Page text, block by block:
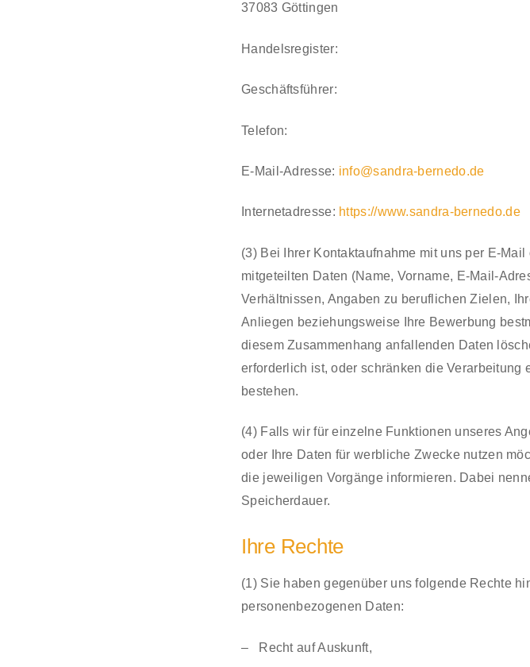
37083 Göttingen
Handelsregister:
Geschäftsführer:
Telefon:
E-Mail-Adresse: info@sandra-bernedo.de
Internetadresse: https://www.sandra-bernedo.de
(3) Bei Ihrer Kontaktaufnahme mit uns per E-
mitgeteilten Daten (Name, Vorname, E-Mail-
Verhältnissen, Angaben zu beruflichen Zielen,
Anliegen beziehungsweise Ihre Bewerbung
diesem Zusammenhang anfallenden Daten
erforderlich ist, oder schränken die
bestehen.
(4) Falls wir für einzelne Funktionen unseres
oder Ihre Daten für werbliche Zwecke nutzen
die jeweiligen Vorgänge informieren. Dabei
Speicherdauer.
Ihre Rechte
(1) Sie haben gegenüber uns folgende Rechte
personenbezogenen Daten:
– Recht auf Auskunft,